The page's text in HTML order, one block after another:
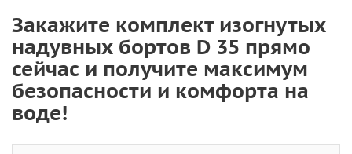
Закажите комплект изогнутых
надувных бортов D 35 прямо
сейчас и получите максимум
безопасности и комфорта на
воде!